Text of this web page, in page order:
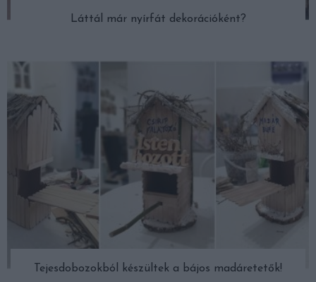
Láttál már nyírfát dekorációként?
Tejesdobozokból készültek a bájos madáretetők!